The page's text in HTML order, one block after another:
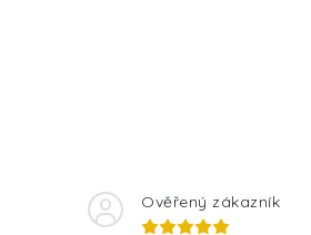
Ověřený zákazník